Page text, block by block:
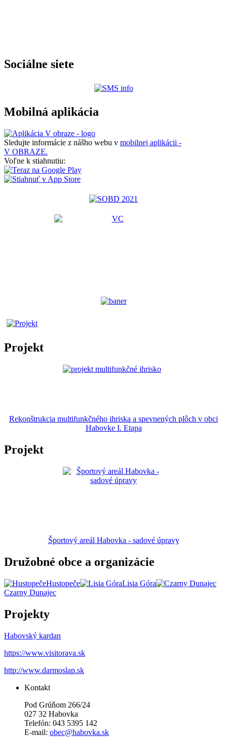
Sociálne siete
Mobilná aplikácia
Sledujte informácie z nášho webu v mobilnej aplikácii -
V OBRAZE.
Voľne k stiahnutiu:
Projekt
Rekonštrukcia multifunkčného ihriska a spevnených plôch v obci
Habovke I. Etapa
Projekt
Športový areál Habovka - sadové úpravy
Družobné obce a organizácie
Hustopeče
Lisia Góra
Czarny Dunajec
Projekty
Habovský kardan
https://www.visitorava.sk
http://www.darmoslap.sk
Kontakt
Pod Grúňom 266/24
027 32 Habovka
Telefón: 043 5395 142
E-mail: obec@habovka.sk